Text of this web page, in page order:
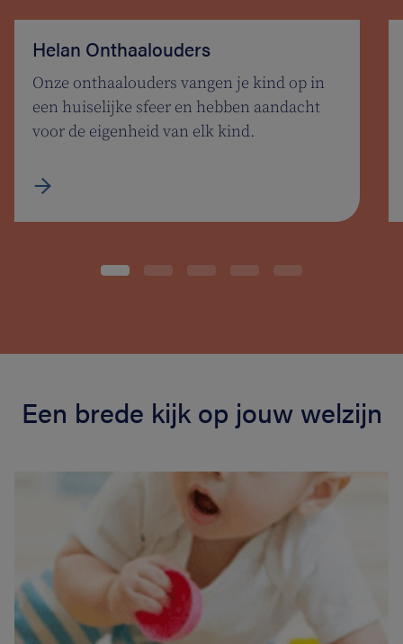
Helan Onthaalouders
Onze onthaalouders vangen je kind op in
een huiselijke sfeer en hebben aandacht
voor de eigenheid van elk kind.
Een brede kijk op jouw welzijn